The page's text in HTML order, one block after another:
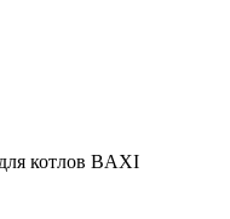
котлов BAXI